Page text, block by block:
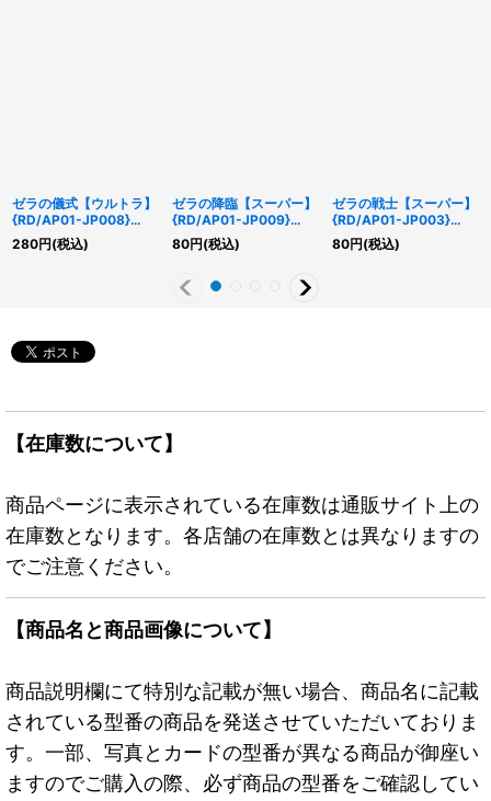
ゼラの儀式【ウルトラ】
{RD/AP01-JP008}
《RD魔法》
280円(税込)
ゼラの降臨【スーパー】
{RD/AP01-JP009}
《RD魔法》
80円(税込)
ゼラの戦士【スーパー】
{RD/AP01-JP003}
《RDモンスター》
80円(税込)
【在庫数について】
商品ページに表示されている在庫数は通販サイト上の
在庫数となります。各店舗の在庫数とは異なりますの
でご注意ください。
【商品名と商品画像について】
商品説明欄にて特別な記載が無い場合、商品名に記載
されている型番の商品を発送させていただいておりま
す。一部、写真とカードの型番が異なる商品が御座い
ますのでご購入の際、必ず商品の型番をご確認してい